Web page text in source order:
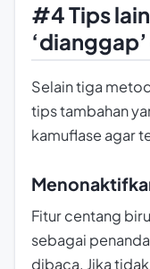
#4 Tips
Selain tiga
tips tambahan
kamuflase agar
Fitur centang
sebagai
dibaca. Jika